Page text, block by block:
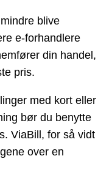
blive
e-forhandlere
din handel,
pris.
med kort eller
bør du benytte
ViaBill, for så vidt
over en